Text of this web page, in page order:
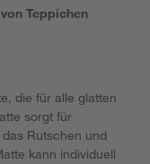
Teppichen
die für alle glatten
sorgt für
Rutschen und
kann individuell